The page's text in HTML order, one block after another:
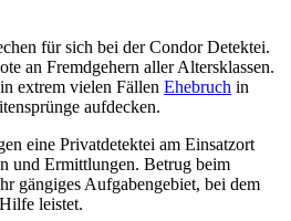
für sich bei der Condor Detektei.
an Fremdgehern aller Altersklassen.
extrem vielen Fällen Ehebruch in
aufdecken.
eine Privatdetektei am Einsatzort
und Ermittlungen. Betrug beim
gängiges Aufgabengebiet, bei dem
leistet.